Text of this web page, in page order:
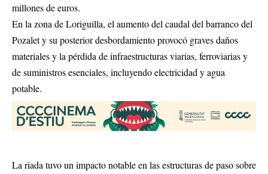
millones de euros.
En la zona de Loriguilla, el aumento del caudal del barranco del
Pozalet y su posterior desbordamiento provocó graves daños
materiales y la pérdida de infraestructuras viarias, ferroviarias y
de suministros esenciales, incluyendo electricidad y agua
potable.
La riada tuvo un impacto notable en las estructuras de paso sobre